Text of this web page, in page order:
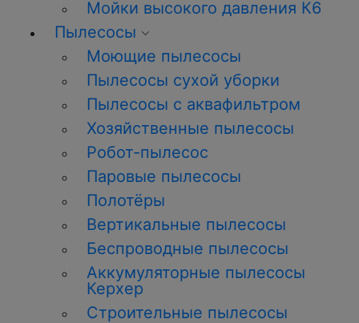
Мойки высокого давления К6
Пылесосы
Моющие пылесосы
Пылесосы сухой уборки
Пылесосы с аквафильтром
Хозяйственные пылесосы
Робот-пылесос
Паровые пылесосы
Полотёры
Вертикальные пылесосы
Беспроводные пылесосы
Аккумуляторные пылесосы
Керхер
Строительные пылесосы